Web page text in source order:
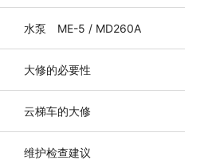
水泵 ME-5 / MD260A
大修的必要性
云梯车的大修
维护检查建议